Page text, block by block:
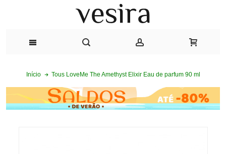
Início Tous LoveMe The Amethyst Elixir Eau de parfum 90 ml